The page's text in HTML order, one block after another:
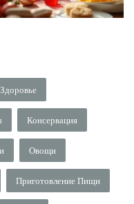
Здоровье
Консервация
Овощи
Приготовление Пищи